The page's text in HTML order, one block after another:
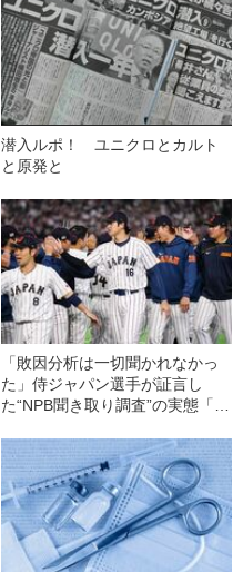
潜入ルポ！ ユニクロとカルト
と原発と
「敗因分析は一切聞かれなかっ
た」侍ジャパン選手が証言し
た“NPB聞き取り調査”の実態「選